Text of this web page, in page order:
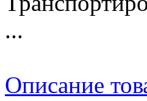
...
Описание